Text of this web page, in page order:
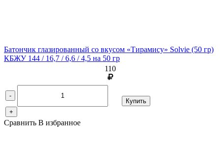
Батончик глазированный со вкусом «Тирамису» Solvie (50 гр)
КБЖУ 144 / 16,7 / 6,6 / 4,5 на 50 гр
110
-
+
Купить
Сравнить В избранное